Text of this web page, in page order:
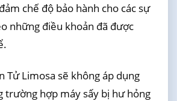
chế độ bảo hành cho các sự
những điều khoản đã được
Tử Limosa sẽ không áp dụng
trường hợp máy sấy bị hư hỏng